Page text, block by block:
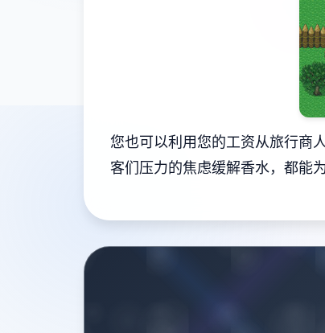
您也可以利用您的工资从旅行商
客们压力的焦虑缓解香水，都能